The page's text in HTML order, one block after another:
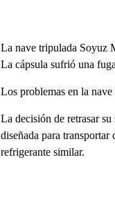
La nave tripulada Soyuz
La cápsula sufrió una
Los problemas en la nave
La decisión de retrasar
diseñada para transportar
refrigerante similar.